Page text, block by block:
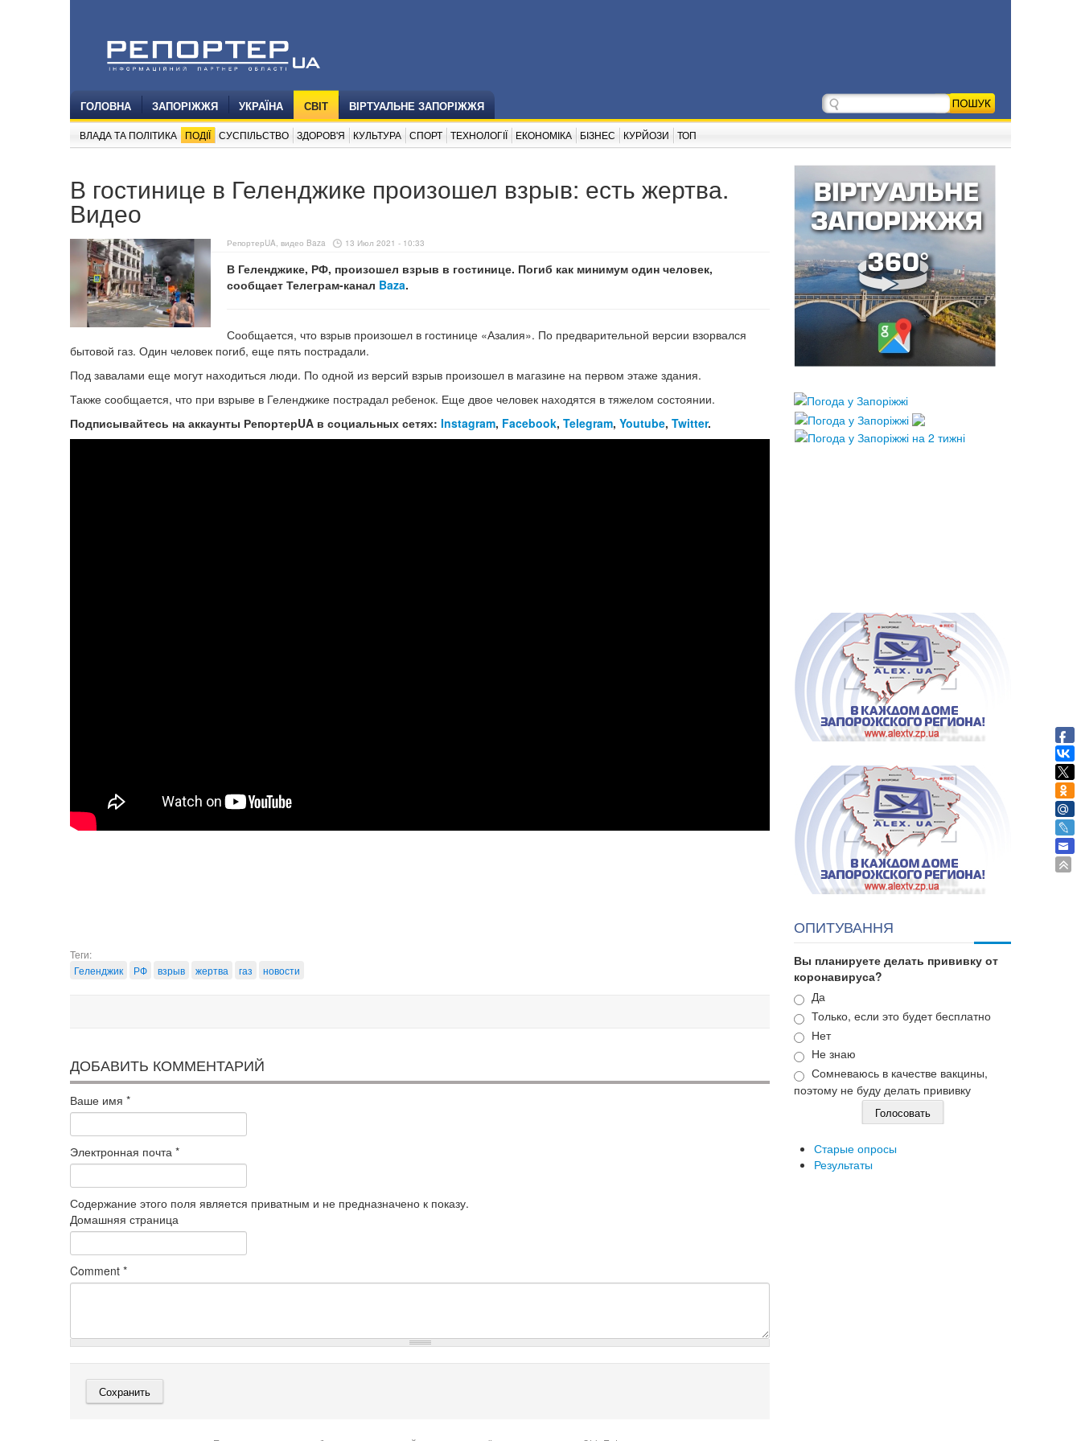
ГОЛОВНА ЗАПОРІЖЖЯ УКРАЇНА СВІТ ВІРТУАЛЬНЕ ЗАПОРІЖЖЯ
ВЛАДА ТА ПОЛІТИКА ПОДІЇ СУСПІЛЬСТВО ЗДОРОВ'Я КУЛЬТУРА СПОРТ ТЕХНОЛОГІЇ ЕКОНОМІКА БІЗНЕС КУРЙОЗИ ТОП
В гостинице в Геленджике произошел взрыв: есть жертва.
Видео
РепортерUA, видео Baza 13 Июл 2021 - 10:33
В Геленджике, РФ, произошел взрыв в гостинице. Погиб как минимум один человек,
сообщает Телеграм-канал Baza.
Сообщается, что взрыв произошел в гостинице «Азалия». По предварительной версии взорвался
бытовой газ. Один человек погиб, еще пять пострадали.
Под завалами еще могут находиться люди. По одной из версий взрыв произошел в магазине на первом этаже здания.
Также сообщается, что при взрыве в Геленджике пострадал ребенок. Еще двое человек находятся в тяжелом состоянии.
Подписывайтесь на аккаунты РепортерUA в социальных сетях: Instagram, Facebook, Telegram, Youtube, Twitter.
Теги:
Геленджик
РФ взрыв жертва газ новости
ДОБАВИТЬ КОММЕНТАРИЙ
Ваше имя *
Электронная почта *
Содержание этого поля является приватным и не предназначено к показу.
Домашняя страница
Comment *
ОПИТУВАННЯ
Вы планируете делать прививку от
коронавируса?
Варианты
Да
Только, если это будет бесплатно
Нет
Не знаю
Сомневаюсь в качестве вакцины,
поэтому не буду делать прививку
Старые опросы
Результаты